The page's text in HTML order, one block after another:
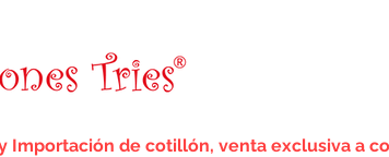
Importación de cotillón, venta exclusiva a